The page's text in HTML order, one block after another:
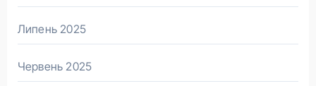
Липень 2025
Червень 2025